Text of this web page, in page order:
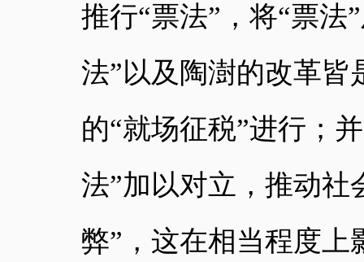
推行“票法”， 将“票法”
法”以及陶澍的改革皆
的“就场征税”进行；
法”加以对立，推动社
弊”， 这在相当程度上